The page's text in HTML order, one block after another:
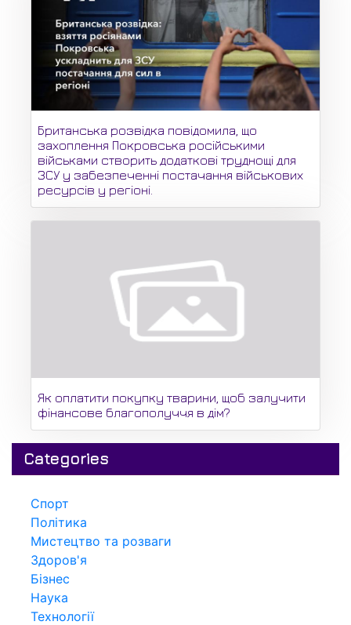
Британська розвідка повідомила, що
захоплення Покровська російськими
військами створить додаткові труднощі для
ЗСУ у забезпеченні постачання військових
ресурсів у регіоні.
Як оплатити покупку тварини, щоб залучити
фінансове благополуччя в дім?
Categories
Спорт
Політика
Мистецтво та розваги
Здоров'я
Бізнес
Наука
Технології